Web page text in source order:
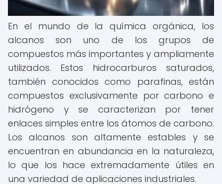
En el mundo de la química orgánica, los
alcanos son uno de los grupos de
compuestos más importantes y ampliamente
utilizados. Estos hidrocarburos saturados,
también conocidos como parafinas, están
compuestos exclusivamente por carbono e
hidrógeno y se caracterizan por tener
enlaces simples entre los átomos de carbono.
Los alcanos son altamente estables y se
encuentran en abundancia en la naturaleza,
lo que los hace extremadamente útiles en
una variedad de aplicaciones industriales.